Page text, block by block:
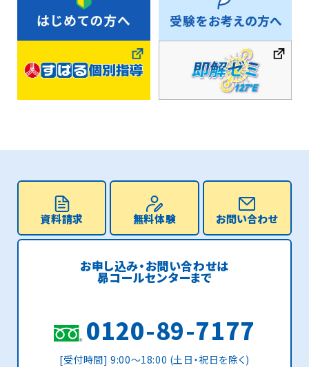
資料請求 無料体験 お問い合わせ
お申し込み・お問い合わせは
昴コールセンターまで
0120-89-7177
[受付時間] 9:00〜18:00 (土日・祝日を除く)